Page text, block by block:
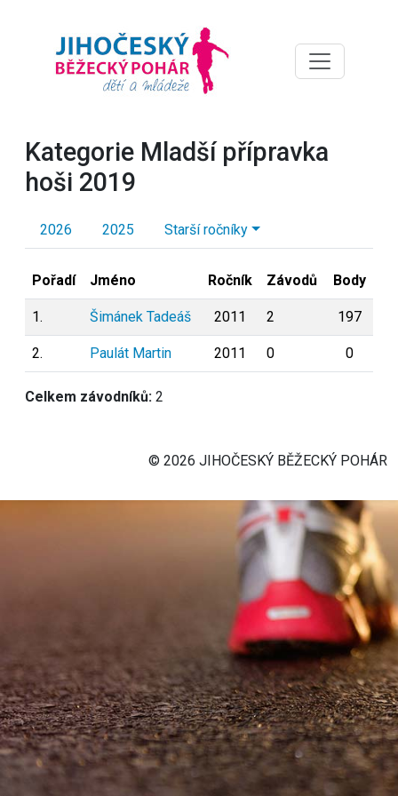
Kategorie Mladší přípravka
hoši 2019
2026 2025 Starší ročníky
Pořadí Jméno Ročník Závodů Body
1. Šimánek Tadeáš 2011 2 197
2. Paulát Martin 2011 0 0
Celkem závodníků: 2
© 2026 JIHOČESKÝ BĚŽECKÝ POHÁR